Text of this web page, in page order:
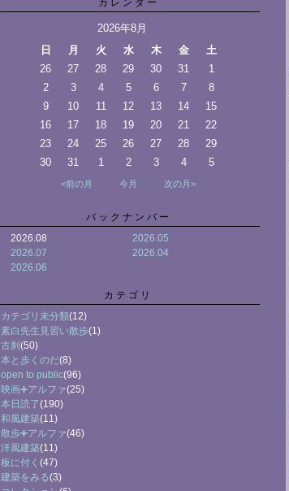
カレンダー
2026年8月
日
月 火 水 木 金
土
26
27 28 29 30 31
1
2
3 4 5 6 7
8
9
10 11 12 13 14
15
16
17 18 19 20 21
22
23
24 25 26 27 28
29
30
31 1 2 3 4 5
<前の月 今月 次の月>
バックナンバー
2026.08
2026.07
2026.06
2026.05
2026.04
カテゴリ
カテゴリ未分類(12)
素白先生見習い散歩(1)
古刹 (50)
本と歩くのだ(8)
open to public(96)
映画➕アルファ(25)
本日読了(190)
和風建築(11)
散歩➕アルファ(46)
洋風建築(11)
板に付く (47)
建築をみる(3)